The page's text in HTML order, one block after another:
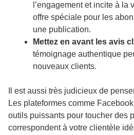
l’engagement et incite à la
offre spéciale pour les
une publication.
Mettez en avant les avis
témoignage authentique
nouveaux clients.
Il est aussi très judicieux de
Les plateformes comme
outils puissants pour toucher des
correspondent à votre clientèle